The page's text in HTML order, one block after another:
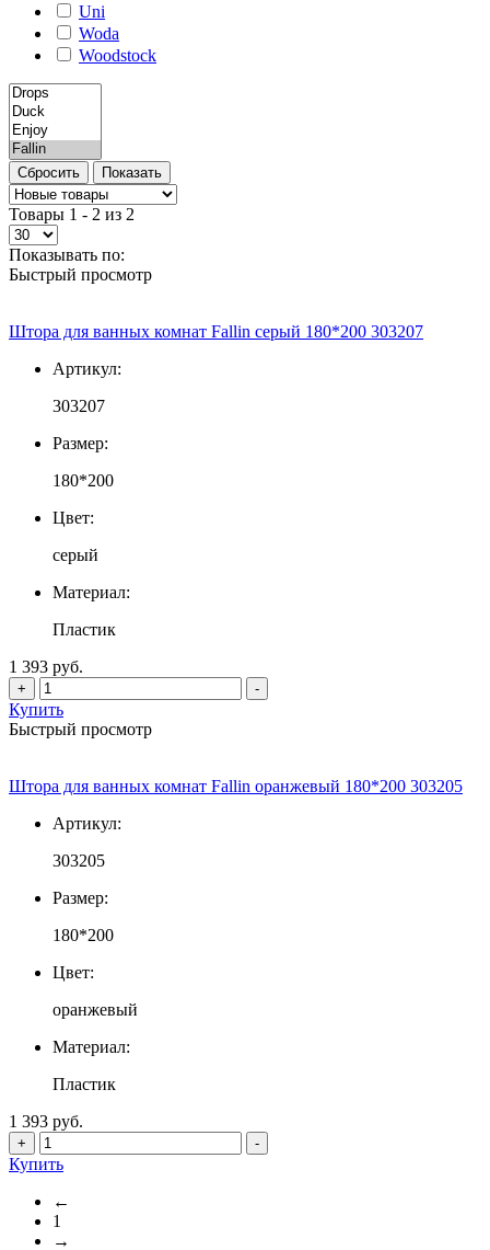
Uni
Woda
Woodstock
Товары 1 - 2 из 2
Показывать по:
Быстрый просмотр
Штора для ванных комнат Fallin серый 180*200 303207
Артикул:
303207
Размер:
180*200
Цвет:
серый
Материал:
Пластик
1 393 руб.
+ -
Купить
Быстрый просмотр
Штора для ванных комнат Fallin оранжевый 180*200 303205
Артикул:
303205
Размер:
180*200
Цвет:
оранжевый
Материал:
Пластик
1 393 руб.
+ -
Купить
←
1
→